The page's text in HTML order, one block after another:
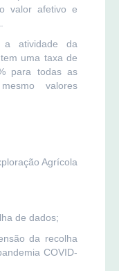
valor afetivo e
atividade da
uma taxa de
para todas as
valores
Agrícola
de dados;
da recolha
COVID-